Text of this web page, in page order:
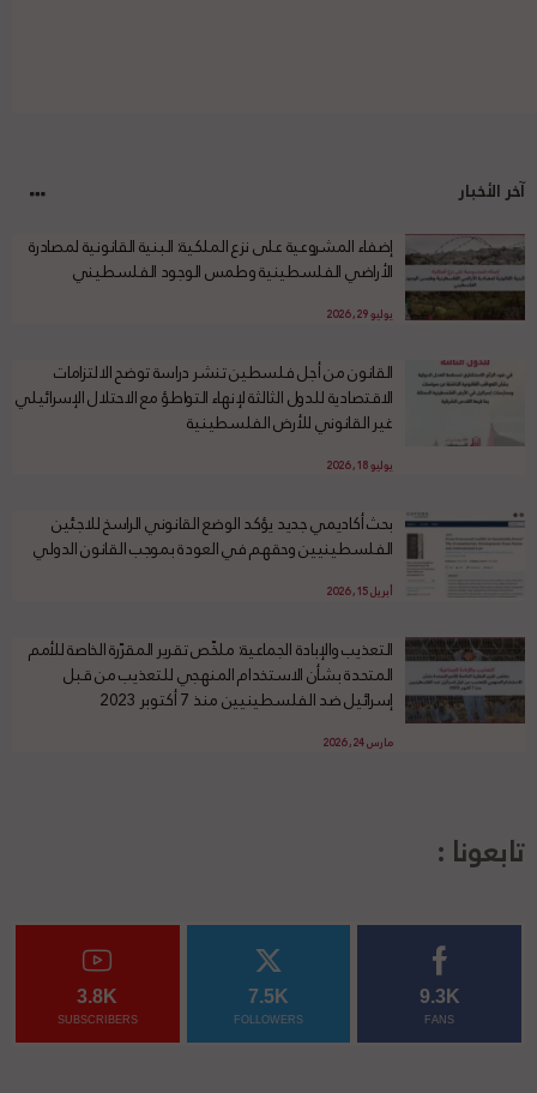
آخر الأخبار
إضفاء المشروعية على نزع الملكية: البنية القانونية لمصادرة
الأراضي الفلسطينية وطمس الوجود الفلسطيني
يوليو 29, 2026
القانون من أجل فلسطين تنشر دراسة توضح الالتزامات
الاقتصادية للدول الثالثة لإنهاء التواطؤ مع الاحتلال الإسرائيلي
غير القانوني للأرض الفلسطينية
يوليو 18, 2026
بحث أكاديمي جديد يؤكد الوضع القانوني الراسخ للاجئين
الفلسطينيين وحقهم في العودة بموجب القانون الدولي
أبريل 15, 2026
التعذيب والإبادة الجماعية: ملخّص تقرير المقرّرة الخاصة للأمم
المتحدة بشأن الاستخدام المنهجي للتعذيب من قبل
إسرائيل ضد الفلسطينيين منذ 7 أكتوبر 2023
مارس 24, 2026
تابعونا :
9.3K
FANS
7.5K
FOLLOWERS
3.8K
SUBSCRIBERS